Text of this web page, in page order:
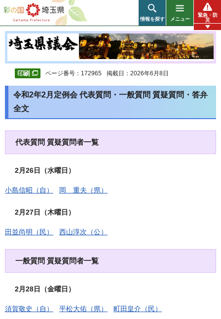
彩の国 埼玉県
情報を探す メニュー
緊急・防
災
ページ番号：172965 掲載日：2026年6月8日
令和2年2月定例会 代表質問・一般質問 質疑質問・答弁
全文
代表質問 質疑質問者一覧
2月26日（水曜日）
小島信昭（自） 岡 重夫（県）
2月27日（木曜日）
田並尚明（民） 西山淳次（公）
一般質問 質疑質問者一覧
2月28日（金曜日）
須賀敬史（自） 平松大佑（県） 町田皇介（民）